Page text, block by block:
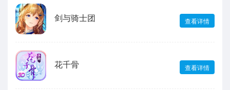
剑与骑士团 查看详情
花千骨 查看详情